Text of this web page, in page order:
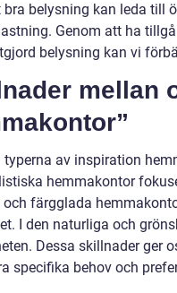
bra belysning kan leda till
Genom att ha
belysning kan vi
mellan
typerna av inspiration
hemmakontor
och färgglada
I den naturliga och
Dessa skillnader ger
specifika behov och